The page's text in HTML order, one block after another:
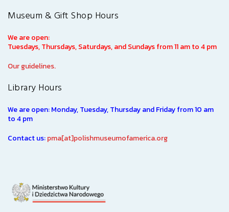
Museum & Gift Shop Hours
We are open:
Tuesdays, Thursdays, Saturdays, and Sundays from 11 am to 4 pm
Our guidelines.
Library Hours
We are open: Monday, Tuesday, Thursday and Friday from 10 am
to 4 pm
Contact us:pma[at]polishmuseumofamerica.org